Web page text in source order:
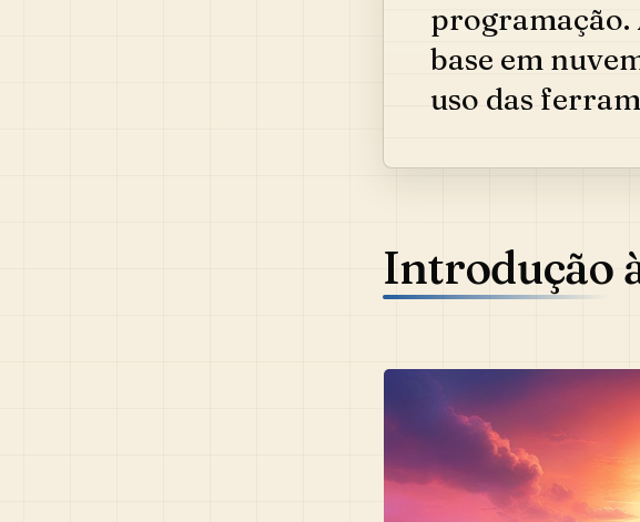
base em
uso das
Introdução